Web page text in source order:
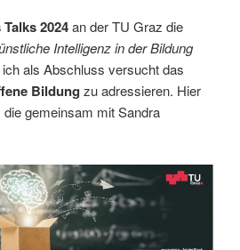
2024an der TU Graz die
Intelligenz in der Bildung
als Abschluss versucht das
Bildung zu adressieren. Hier
die gemeinsam mit Sandra